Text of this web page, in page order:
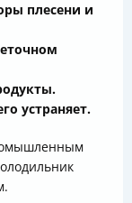
плесени и
устраняет.